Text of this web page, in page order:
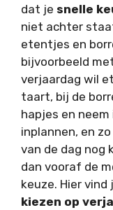
dat je snelle
niet achter
etentjes en
bijvoorbeeld
verjaardag wil
taart, bij de
hapjes en
inplannen, en
van de dag nog
dan vooraf de
keuze. Hier
kiezen op